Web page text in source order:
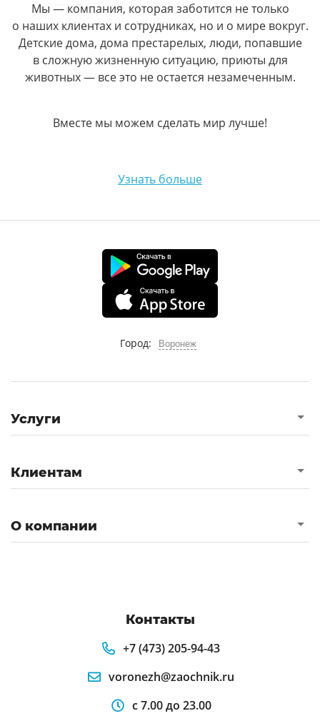
Мы — компания, которая заботится не только
о наших клиентах и сотрудниках, но и о мире вокруг.
Детские дома, дома престарелых, люди, попавшие
в сложную жизненную ситуацию, приюты для
животных — все это не остается незамеченным.
Вместе мы можем сделать мир лучше!
Узнать больше
Город: Воронеж
Услуги
Клиентам
О компании
Контакты
+7 (473) 205-94-43
voronezh@zaochnik.ru
с 7.00 до 23.00